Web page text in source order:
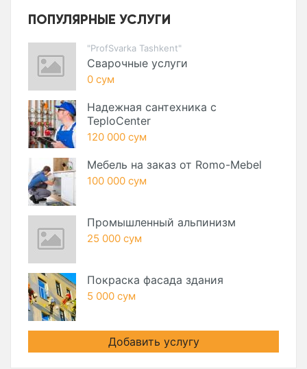
ПОПУЛЯРНЫЕ УСЛУГИ
"ProfSvarka Tashkent"
Сварочные услуги
0 сум
Надежная сантехника с
TeploCenter
120 000 сум
Мебель на заказ от Romo-Mebel
100 000 сум
Промышленный альпинизм
25 000 сум
Покраска фасада здания
5 000 сум
Добавить услугу